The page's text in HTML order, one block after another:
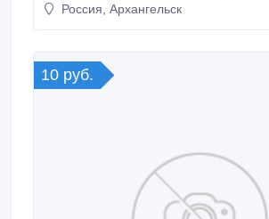
Россия, Архангельск
10 руб.